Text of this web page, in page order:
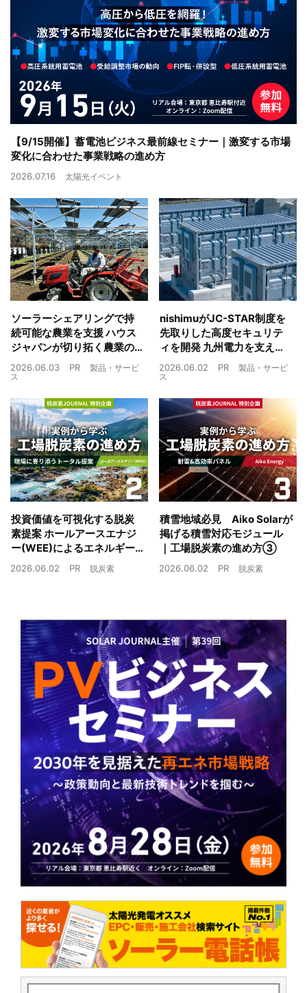
【9/15開催】蓄電池ビジネス最前線セミナー｜激変する市場
変化に合わせた事業戦略の進め方
2026.07.16 太陽光イベント
ソーラーシェアリングで持
続可能な農業を支援 ハウス
ジャパンが切り拓く農業の
未来
2026.06.03 PR
製品・サービ
ス
nishimuがJC-STAR制度を
先取りした高度セキュリテ
ィを開発 九州電力を支えた
制御技術を蓄電池市場へ
2026.06.02 PR
製品・サービ
ス
投資価値を可視化する脱炭
素提案 ホールアースエナジ
ー(WEE)によるエネルギー
戦略とは｜工場脱炭素の進
2026.06.02 PR 脱炭素
積雪地域必見 Aiko Solarが
掲げる積雪対応モジュール
｜工場脱炭素の進め方③
2026.06.02 PR 脱炭素